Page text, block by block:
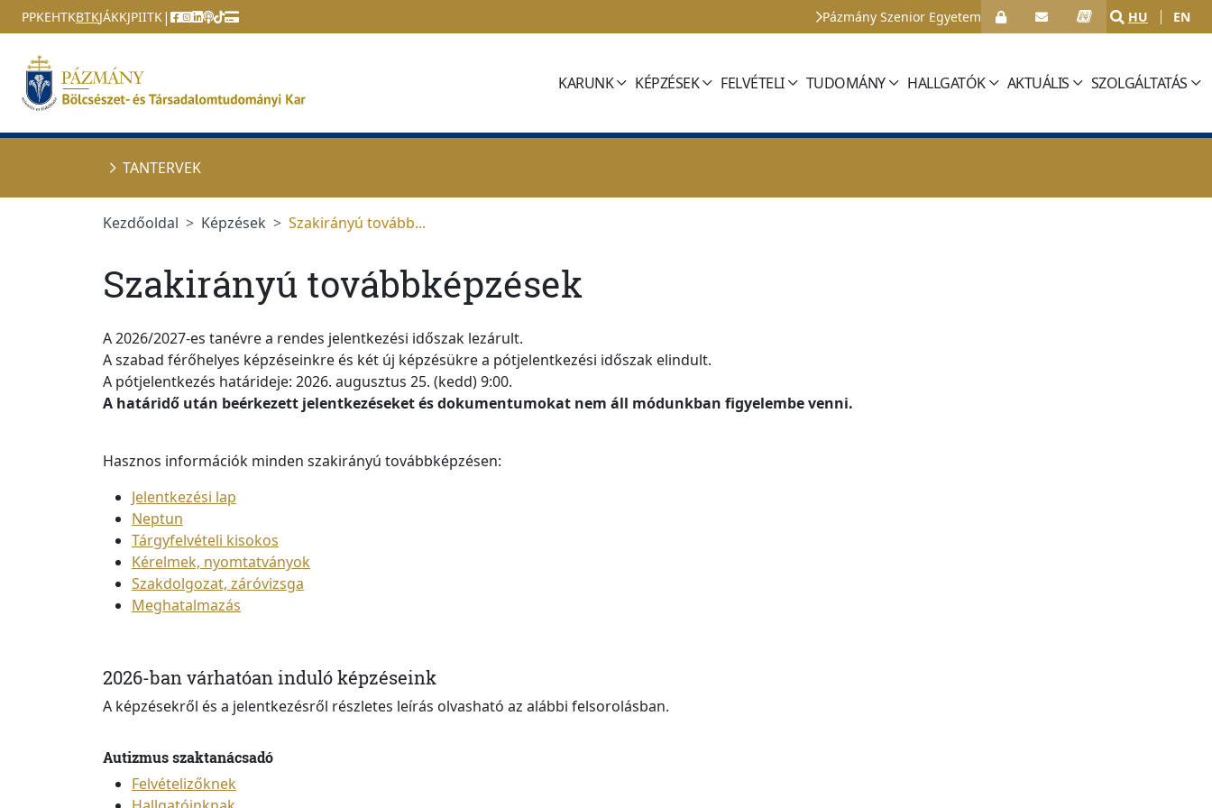
Ugrás a menüre
Ugrás a tartalomra
PPKEHTKBTKJÁKKJPIITK| Pázmány Szenior Egyetem HU EN
KARUNK KÉPZÉSEK FELVÉTELI TUDOMÁNY HALLGATÓK AKTUÁLIS SZOLGÁLTATÁS
TANTERVEK
Kezdőoldal Képzések Szakirányú tovább...
Szakirányú továbbképzések
A 2026/2027-es tanévre a rendes jelentkezési időszak lezárult.
A szabad férőhelyes képzéseinkre és két új képzésükre a pótjelentkezési időszak elindult.
A pótjelentkezés határideje: 2026. augusztus 25. (kedd) 9:00.
A határidő után beérkezett jelentkezéseket és dokumentumokat nem áll módunkban figyelembe venni.
Hasznos információk minden szakirányú továbbképzésen:
Jelentkezési lap
Neptun
Tárgyfelvételi kisokos
Kérelmek, nyomtatványok
Szakdolgozat, záróvizsga
Meghatalmazás
2026-ban várhatóan induló képzéseink
A képzésekről és a jelentkezésről részletes leírás olvasható az alábbi felsorolásban.
Autizmus szaktanácsadó
Felvételizőknek